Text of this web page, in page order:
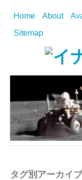
Home About
Sitemap
タグ別アーカイ